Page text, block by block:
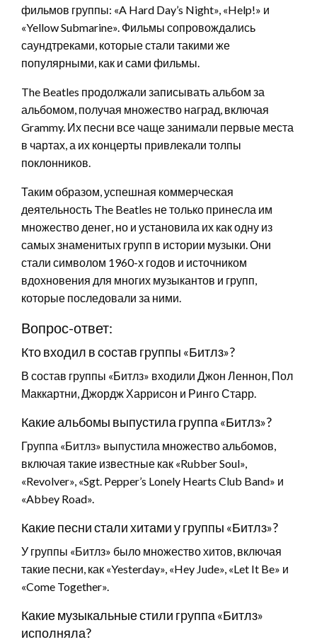
фильмов группы: «A Hard Day’s Night», «Help!» и
«Yellow Submarine». Фильмы сопровождались
саундтреками, которые стали такими же
популярными, как и сами фильмы.
The Beatles продолжали записывать альбом за
альбомом, получая множество наград, включая
Grammy. Их песни все чаще занимали первые места
в чартах, а их концерты привлекали толпы
поклонников.
Таким образом, успешная коммерческая
деятельность The Beatles не только принесла им
множество денег, но и установила их как одну из
самых знаменитых групп в истории музыки. Они
стали символом 1960-х годов и источником
вдохновения для многих музыкантов и групп,
которые последовали за ними.
Вопрос-ответ:
Кто входил в состав группы «Битлз»?
В состав группы «Битлз» входили Джон Леннон, Пол
Маккартни, Джордж Харрисон и Ринго Старр.
Какие альбомы выпустила группа «Битлз»?
Группа «Битлз» выпустила множество альбомов,
включая такие известные как «Rubber Soul»,
«Revolver», «Sgt. Pepper’s Lonely Hearts Club Band» и
«Abbey Road».
Какие песни стали хитами у группы «Битлз»?
У группы «Битлз» было множество хитов, включая
такие песни, как «Yesterday», «Hey Jude», «Let It Be» и
«Come Together».
Какие музыкальные стили группа «Битлз»
исполняла?